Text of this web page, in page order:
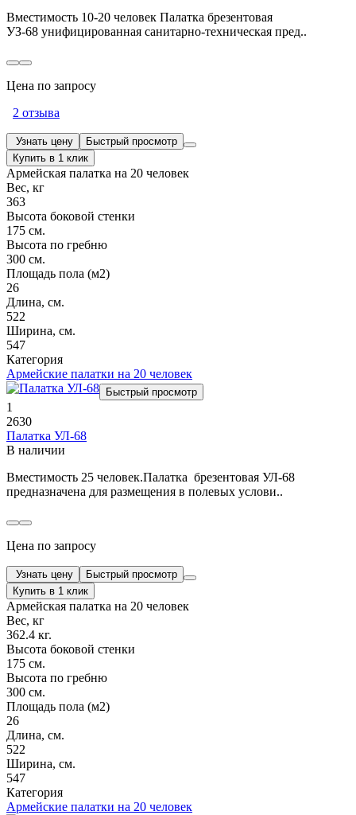
Вместимость 10-20 человек Палатка брезентовая
УЗ-68 унифицированная санитарно-техническая пред..
Цена по запросу
2 отзыва
Узнать цену
Быстрый просмотр
Купить в 1 клик
Армейская палатка на 20 человек
Вес, кг
363
Высота боковой стенки
175 см.
Высота по гребню
300 см.
Площадь пола (м2)
26
Длина, см.
522
Ширина, см.
547
Категория
Армейские палатки на 20 человек
Быстрый просмотр
1
2630
Палатка УЛ-68
В наличии
Вместимость 25 человек.Палатка брезентовая УЛ-68
предназначена для размещения в полевых услови..
Цена по запросу
Узнать цену
Быстрый просмотр
Купить в 1 клик
Армейская палатка на 20 человек
Вес, кг
362.4 кг.
Высота боковой стенки
175 см.
Высота по гребню
300 см.
Площадь пола (м2)
26
Длина, см.
522
Ширина, см.
547
Категория
Армейские палатки на 20 человек